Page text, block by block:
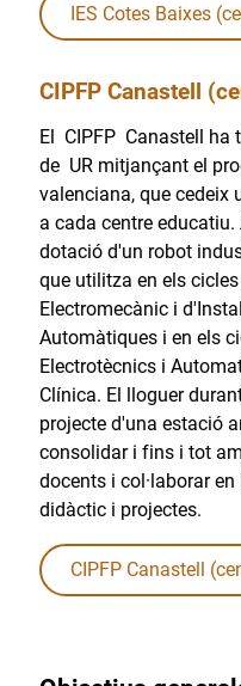
IES Cotes Baixes
CIPFP Canastell
El CIPFP Canastell
de UR mitjançant el
valenciana, que
a cada centre
dotació d'un robot
que utilitza en els
Electromecànic i
Automàtiques i en els
Electrotècnics i
Clínica. El lloguer
projecte d'una estació
consolidar i fins i tot
docents i col·laborar
didàctic i projectes.
CIPFP Canastell